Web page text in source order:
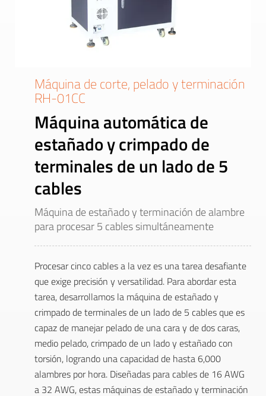
Máquina de corte, pelado y terminación
RH-01CC
Máquina automática de
estañado y crimpado de
terminales de un lado de 5
cables
Máquina de estañado y terminación de alambre
para procesar 5 cables simultáneamente
Procesar cinco cables a la vez es una tarea desafiante
que exige precisión y versatilidad. Para abordar esta
tarea, desarrollamos la máquina de estañado y
crimpado de terminales de un lado de 5 cables que es
capaz de manejar pelado de una cara y de dos caras,
medio pelado, crimpado de un lado y estañado con
torsión, logrando una capacidad de hasta 6,000
alambres por hora. Diseñadas para cables de 16 AWG
a 32 AWG, estas máquinas de estañado y terminación